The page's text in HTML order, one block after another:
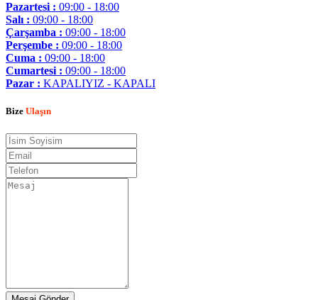
Pazartesi : 09:00 - 18:00
Salı : 09:00 - 18:00
Çarşamba : 09:00 - 18:00
Perşembe : 09:00 - 18:00
Cuma : 09:00 - 18:00
Cumartesi : 09:00 - 18:00
Pazar : KAPALIYIZ - KAPALI
Bize Ulaşın